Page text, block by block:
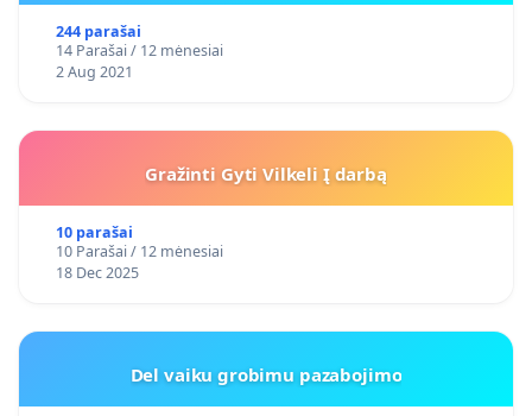
244 parašai
14 Parašai / 12 mėnesiai
2 Aug 2021
Gražinti Gyti Vilkeli Į darbą
10 parašai
10 Parašai / 12 mėnesiai
18 Dec 2025
Del vaiku grobimu pazabojimo